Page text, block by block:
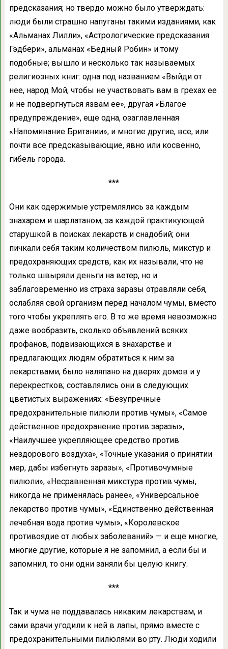
предсказания; но твердо можно было утверждать:
люди были страшно напуганы такими изданиями, как
«Альманах Лилли», «Астрологические предсказания
Гэдбери», альманах «Бедный Робин» и тому
подобные; вышло и несколько так называемых
религиозных книг: одна под названием «Выйди от
нее, народ Мой, чтобы не участвовать вам в грехах ее
и не подвергнуться язвам ее», другая «Благое
предупреждение», еще одна, озаглавленная
«Напоминание Британии», и многие другие, все, или
почти все предсказывающие, явно или косвенно,
гибель города.
***
Они как одержимые устремлялись за каждым
знахарем и шарлатаном, за каждой практикующей
старушкой в поисках лекарств и снадобий; они
пичкали себя таким количеством пилюль, микстур и
предохраняющих средств, как их называли, что не
только швыряли деньги на ветер, но и
заблаговременно из страха заразы отравляли себя,
ослабляя свой организм перед началом чумы, вместо
того чтобы укреплять его. В то же время невозможно
даже вообразить, сколько объявлений всяких
профанов, подвизающихся в знахарстве и
предлагающих людям обратиться к ним за
лекарствами, было наляпано на дверях домов и у
перекрестков; составлялись они в следующих
цветистых выражениях: «Безупречные
предохранительные пилюли против чумы», «Самое
действенное предохранение против заразы»,
«Наилучшее укрепляющее средство против
нездорового воздуха», «Точные указания о принятии
мер, дабы избегнуть заразы», «Противочумные
пилюли», «Несравненная микстура против чумы,
никогда не применялась ранее», «Универсальное
лекарство против чумы», «Единственно действенная
лечебная вода против чумы», «Королевское
противоядие от любых заболеваний» — и еще многие,
многие другие, которые я не запомнил, а если бы и
запомнил, то они одни заняли бы целую книгу.
***
Так и чума не поддавалась никаким лекарствам, и
сами врачи угодили к ней в лапы, прямо вместе с
предохранительными пилюлями во рту. Люди ходили